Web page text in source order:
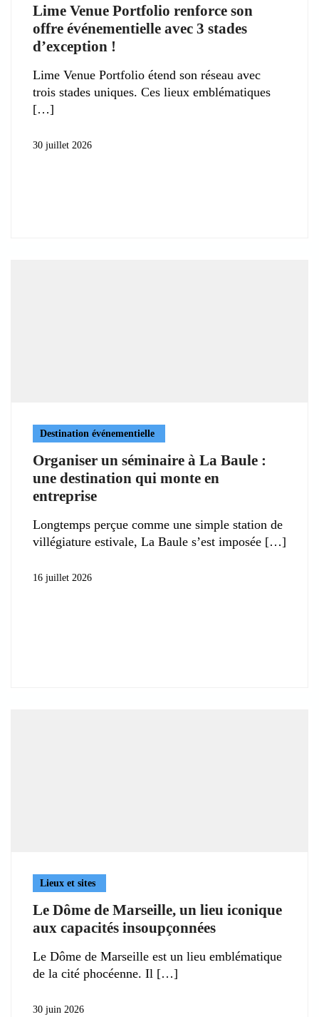
Lime Venue Portfolio renforce son
offre événementielle avec 3 stades
d’exception !
Lime Venue Portfolio étend son réseau avec
trois stades uniques. Ces lieux emblématiques
30 juillet 2026
Destination événementielle
Organiser un séminaire à La Baule :
une destination qui monte en
entreprise
Longtemps perçue comme une simple station de
villégiature estivale, La Baule s’est imposée
16 juillet 2026
Lieux et sites
Le Dôme de Marseille, un lieu iconique
aux capacités insoupçonnées
Le Dôme de Marseille est un lieu emblématique
de la cité phocéenne. Il
30 juin 2026